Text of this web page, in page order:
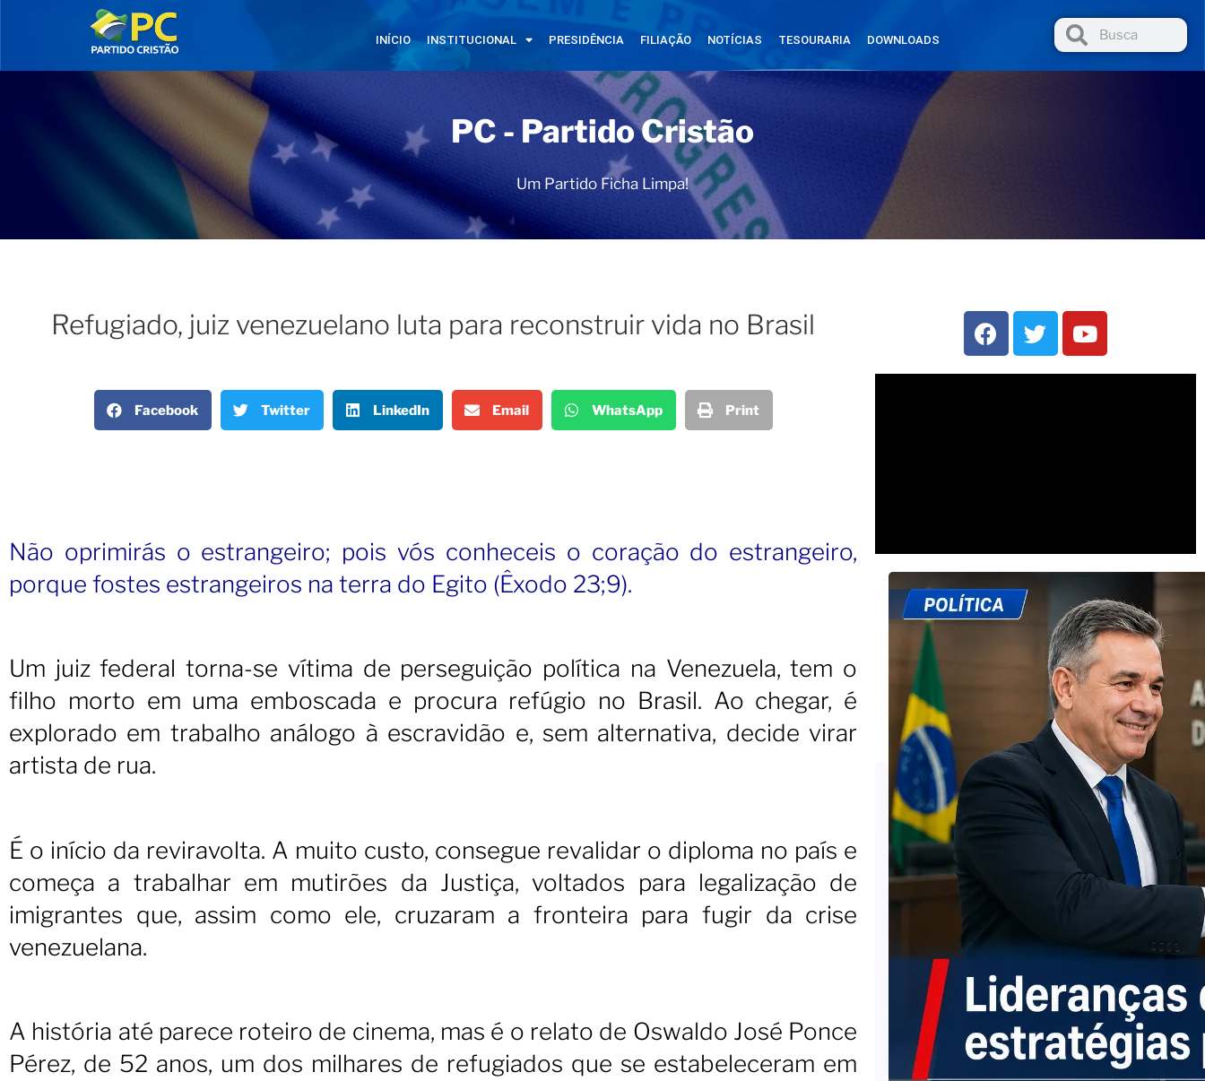
INÍCIO INSTITUCIONAL PRESIDÊNCIA FILIAÇÃO NOTÍCIAS TESOURARIA DOWNLOADS
PC - Partido Cristão
Um Partido Ficha Limpa!
Refugiado, juiz venezuelano luta para reconstruir vida no Brasil
Facebook Twitter LinkedIn Email WhatsApp Print
Não oprimirás o estrangeiro; pois vós conheceis o coração do estrangeiro,
porque fostes estrangeiros na terra do Egito (Êxodo 23;9).
Um juiz federal torna-se vítima de perseguição política na Venezuela, tem o
filho morto em uma emboscada e procura refúgio no Brasil. Ao chegar, é
explorado em trabalho análogo à escravidão e, sem alternativa, decide virar
artista de rua.
É o início da reviravolta. A muito custo, consegue revalidar o diploma no país e
começa a trabalhar em mutirões da Justiça, voltados para legalização de
imigrantes que, assim como ele, cruzaram a fronteira para fugir da crise
venezuelana.
A história até parece roteiro de cinema, mas é o relato de Oswaldo José Ponce
Pérez, de 52 anos, um dos milhares de refugiados que se estabeleceram em